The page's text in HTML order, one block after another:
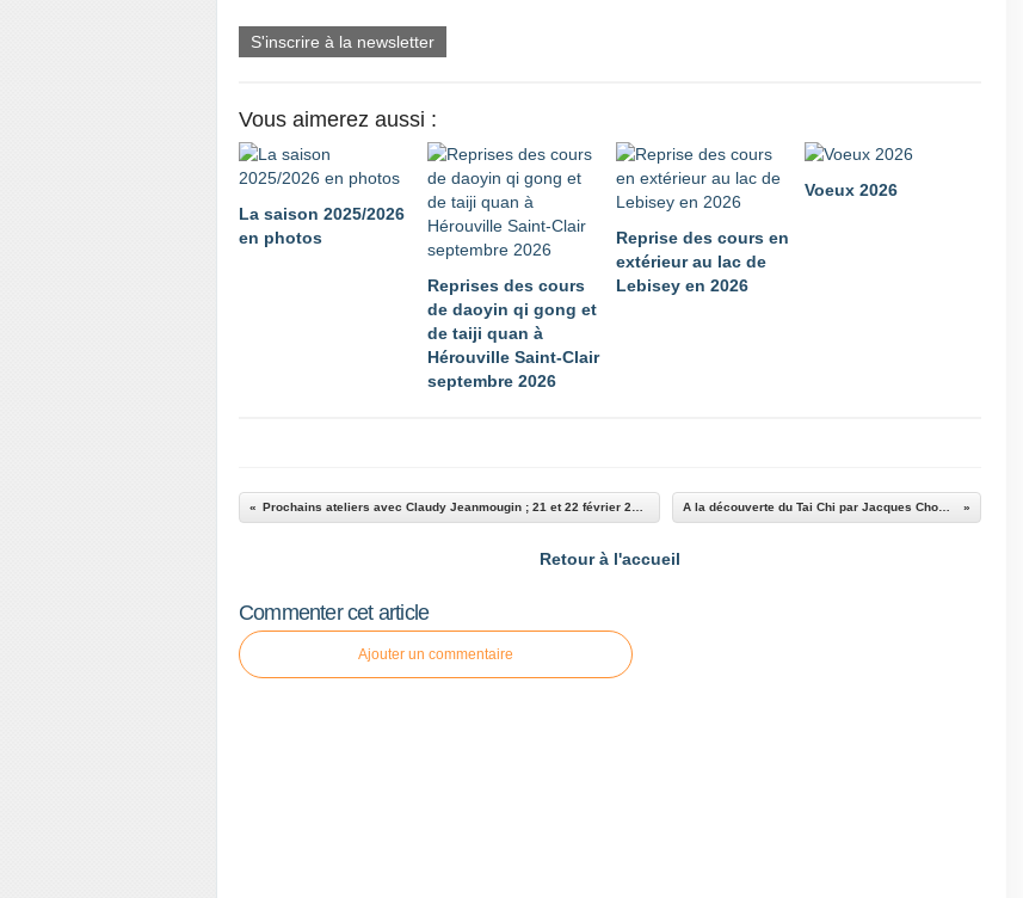
S'inscrire à la newsletter
Vous aimerez aussi :
La saison 2025/2026
en photos
Reprises des cours
de daoyin qi gong et
de taiji quan à
Hérouville Saint-Clair
septembre 2026
Reprise des cours en
extérieur au lac de
Lebisey en 2026
Voeux 2026
Retour à l'accueil
Commenter cet article
Ajouter un commentaire